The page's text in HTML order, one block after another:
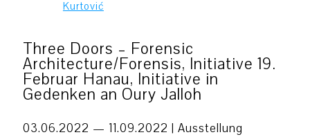
Three Doors – Forensic
Architecture/Forensis, Initiative 19.
Februar Hanau, Initiative in
Gedenken an Oury Jalloh
03.06.2022 — 11.09.2022 | Ausstellung